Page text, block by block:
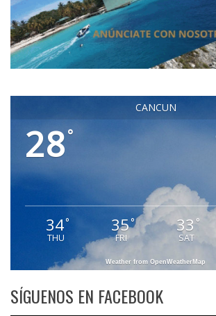
CANCUN
28°
34°
THU
35°
FRI
33 °
SAT
Weather from OpenWeatherMap
SÍGUENOS EN FACEBOOK